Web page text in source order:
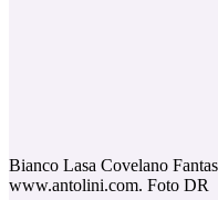
Bianco Lasa Covelano
www.antolini.com. Foto DR